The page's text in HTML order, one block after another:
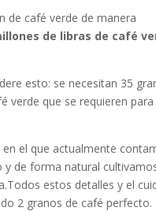
de café verde de manera
de libras de café
esto: se necesitan 35
verde que se requieren para
el que actualmente
y de forma natural
estos detalles y el
2 granos de café perfecto.